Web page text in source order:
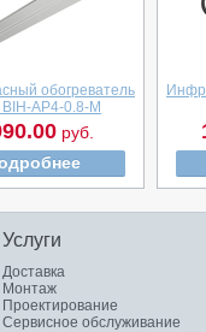
обогреватель
AP4-0.8-M
руб.
Услуги
Доставка
Монтаж
Проектирование
Сервисное обслуживание